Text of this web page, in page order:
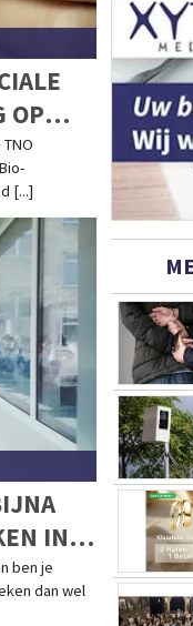
OP
[...]
IN
ben je
dan wel